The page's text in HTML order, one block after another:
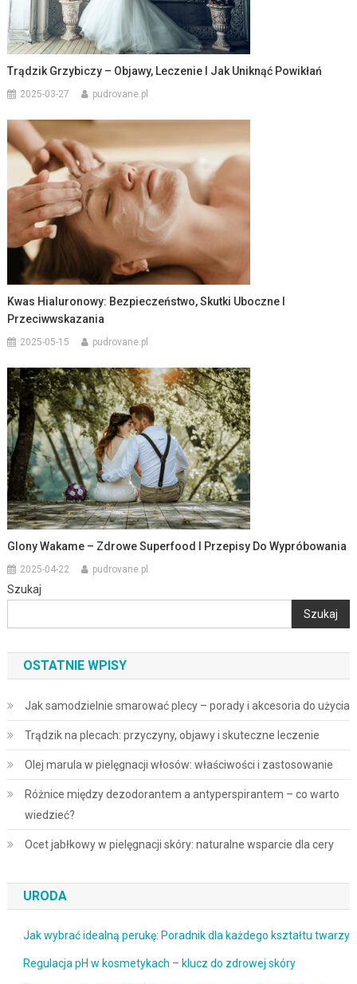
Trądzik Grzybiczy – Objawy, Leczenie I Jak Uniknąć Powikłań
2025-03-27 pudrovane.pl
Kwas Hialuronowy: Bezpieczeństwo, Skutki Uboczne I
Przeciwwskazania
2025-05-15 pudrovane.pl
Glony Wakame – Zdrowe Superfood I Przepisy Do Wypróbowania
2025-04-22 pudrovane.pl
Szukaj
Szukaj
OSTATNIE WPISY
Jak samodzielnie smarować plecy – porady i akcesoria do użycia
Trądzik na plecach: przyczyny, objawy i skuteczne leczenie
Olej marula w pielęgnacji włosów: właściwości i zastosowanie
Różnice między dezodorantem a antyperspirantem – co warto
wiedzieć?
Ocet jabłkowy w pielęgnacji skóry: naturalne wsparcie dla cery
URODA
Jak wybrać idealną perukę: Poradnik dla każdego kształtu twarzy
Regulacja pH w kosmetykach – klucz do zdrowej skóry